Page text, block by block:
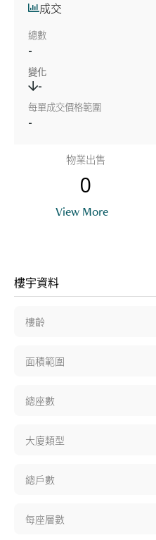
成交
總數
-
變化
-
每單成交價格範圍
-
物業出售
0
View More
樓宇資料
樓齡
面積範圍
總座數
大廈類型
總戶數
每座層數